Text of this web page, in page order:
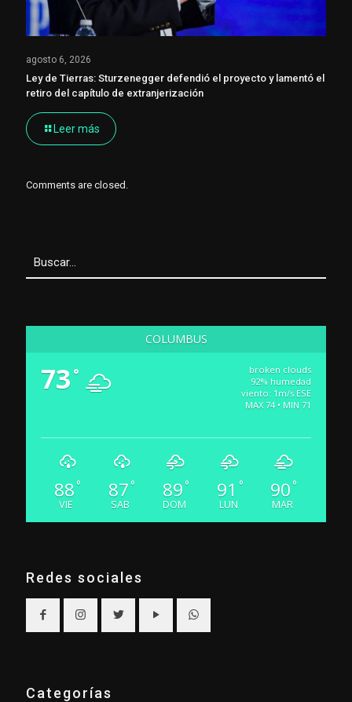
agosto 6, 2026
Ley de Tierras: Sturzenegger defendió el proyecto y lamentó el
retiro del capítulo de extranjerización
Leer más
Comments are closed.
COLUMBUS
73 °
broken clouds
92% humedad
viento: 1m/s ESE
MAX 74 • MIN 71
88 °
VIE
87 °
SAB
89 °
DOM
91 °
LUN
90 °
MAR
Redes sociales
Categorías